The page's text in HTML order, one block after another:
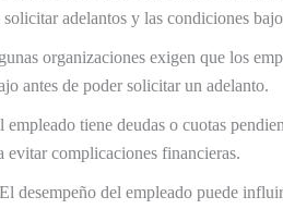
adelantos y las condiciones
organizaciones exigen que los
antes de poder solicitar un adelanto.
empleado tiene deudas o cuotas
evitar complicaciones financieras.
El desempeño del empleado puede